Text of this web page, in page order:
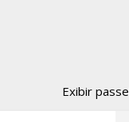
Exibir